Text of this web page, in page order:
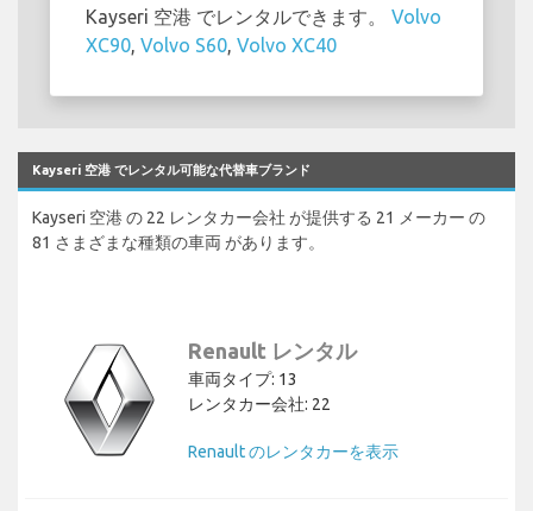
Kayseri 空港 でレンタルできます。 Volvo
XC90 Volvo S60 Volvo XC40
Kayseri 空港 でレンタル可能な代替車ブランド
Kayseri 空港 の 22 レンタカー会社 が提供する 21 メーカー の
81 さまざまな種類の車両 があります。
Renault レンタル
車両タイプ: 13
レンタカー会社: 22
Renault のレンタカーを表示